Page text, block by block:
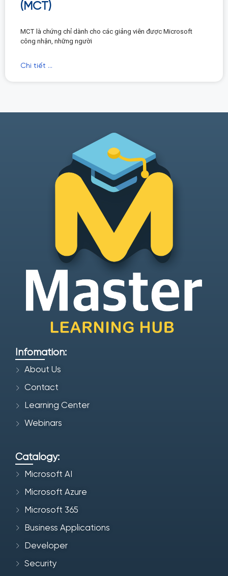
(MCT)
MCT là chứng chỉ dành cho các giảng viên được Microsoft
công nhận, những người
Chi tiết ...
Infomation:
About Us
Contact
Learning Center
Webinars
Catalogy:
Microsoft AI
Microsoft Azure
Microsoft 365
Business Applications
Developer
Security